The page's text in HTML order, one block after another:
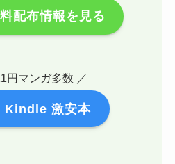
配布情報を見る
円マンガ多数 ／
Kindle 激安本